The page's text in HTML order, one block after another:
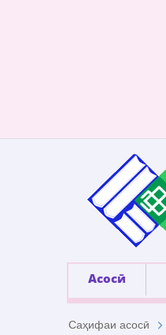
Асосӣ
Саҳифаи асосӣ